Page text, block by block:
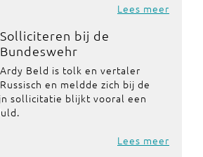
Lees meer
Solliciteren bij de
Bundeswehr
Ardy Beld is tolk en vertaler
Russisch en meldde zich bij de
sollicitatie blijkt vooral een
Lees meer